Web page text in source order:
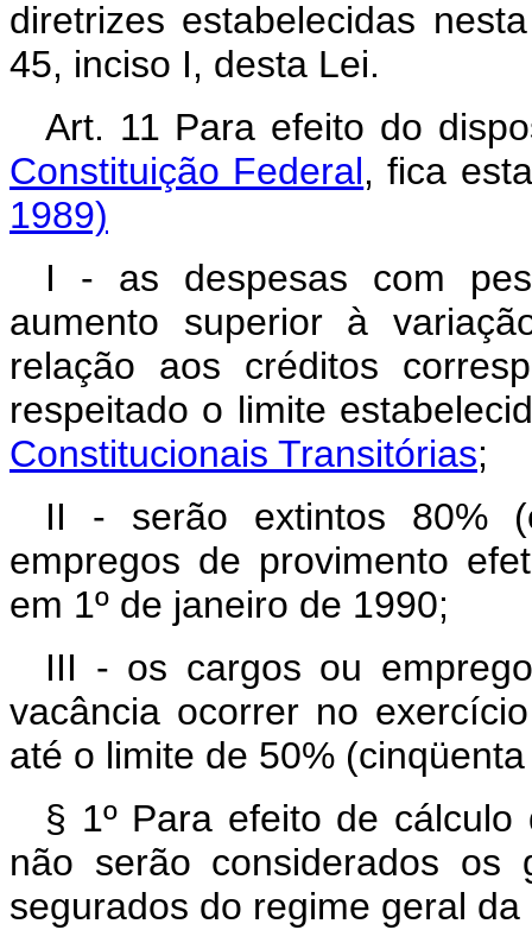
diretrizes estabelecidas
45, inciso I, desta Lei.
Art. 11 Para efeito do
Constituição Federal, fica
1989)
I - as despesas com
aumento superior à
relação aos créditos
respeitado o limite
Constitucionais Transitórias;
II - serão extintos 80%
empregos de provimento
em 1º de janeiro de 1990;
III - os cargos ou
vacância ocorrer no
até o limite de 50%
§ 1º Para efeito de
não serão considerados os
segurados do regime geral